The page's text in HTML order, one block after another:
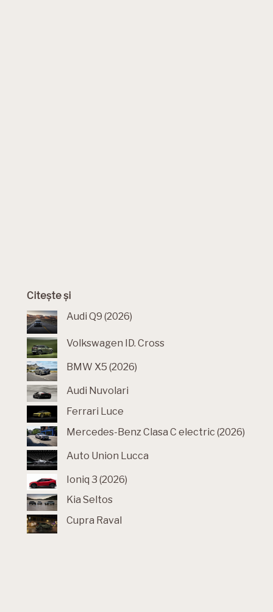
Citește și
Audi Q9 (2026)
Volkswagen ID. Cross
BMW X5 (2026)
Audi Nuvolari
Ferrari Luce
Mercedes-Benz Clasa C electric (2026)
Auto Union Lucca
Ioniq 3 (2026)
Kia Seltos
Cupra Raval